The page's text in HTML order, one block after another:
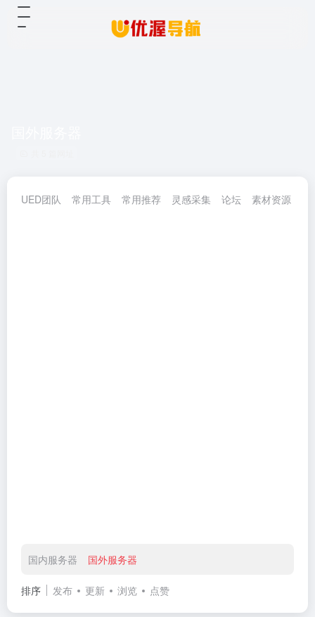
UED团队 常用工具 常用推荐 灵感采集 论坛 素材资源
国内服务器 国外服务器
排序 发布 更新 浏览 点赞